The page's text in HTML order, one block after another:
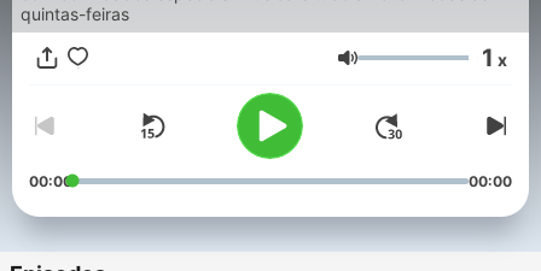
quintas-feiras
Volume 1 x
00:00 00:00